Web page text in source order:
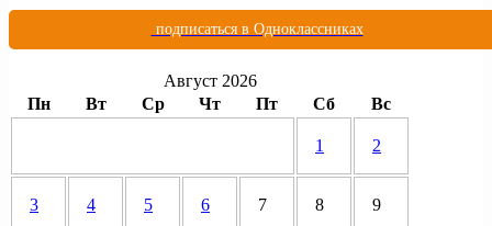
подписаться в Одноклассниках
Август 2026
Пн
Вт Ср Чт Пт Сб Вс
1 2
3 4 5 6 7 8 9